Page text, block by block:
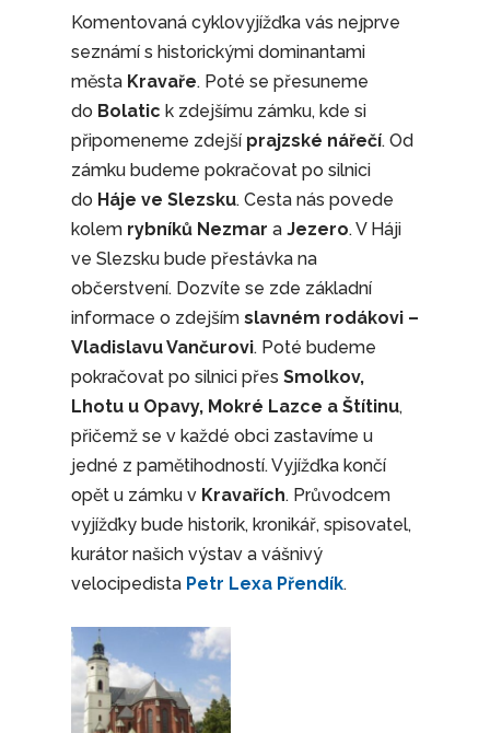
Komentovaná cyklovyjížďka vás nejprve
seznámí s historickými dominantami
města Kravaře. Poté se přesuneme
do Bolatic k zdejšímu zámku, kde si
připomeneme zdejší prajzské nářečí. Od
zámku budeme pokračovat po silnici
do Háje ve Slezsku. Cesta nás povede
kolem rybníků Nezmar a Jezero. V Háji
ve Slezsku bude přestávka na
občerstvení. Dozvíte se zde základní
informace o zdejším slavném rodákovi –
Vladislavu Vančurovi. Poté budeme
pokračovat po silnici přes Smolkov,
Lhotu u Opavy, Mokré Lazce a Štítinu,
přičemž se v každé obci zastavíme u
jedné z pamětihodností. Vyjížďka končí
opět u zámku v Kravařích. Průvodcem
vyjížďky bude historik, kronikář, spisovatel,
kurátor našich výstav a vášnivý
velocipedista Petr Lexa Přendík.